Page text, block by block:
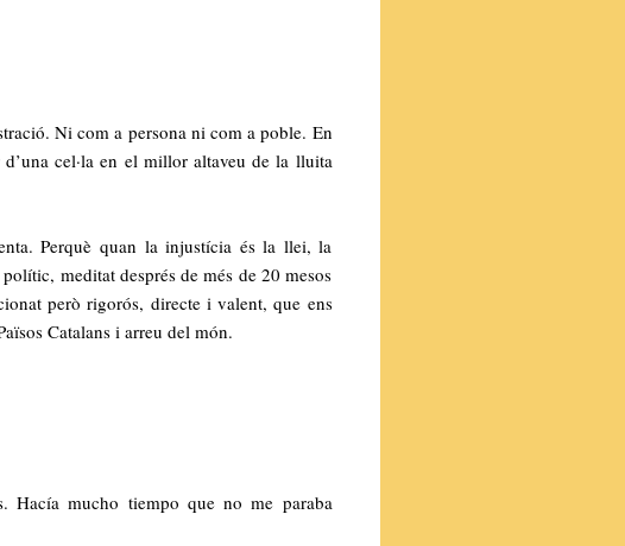
Ni com a persona ni com a poble. En
cel·la en el millor altaveu de la lluita
Perquè quan la injustícia és la llei, la
meditat després de més de 20 mesos
però rigorós, directe i valent, que ens
Catalans i arreu del món.
Hacía mucho tiempo que no me paraba